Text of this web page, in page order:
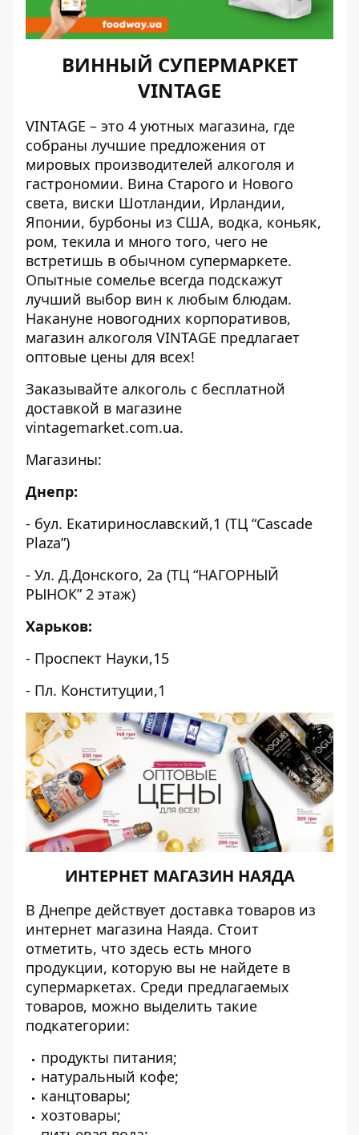
ВИННЫЙ СУПЕРМАРКЕТ
VINTAGE
VINTAGE – это 4 уютных магазина, где
собраны лучшие предложения от
мировых производителей алкоголя и
гастрономии. Вина Старого и Нового
света, виски Шотландии, Ирландии,
Японии, бурбоны из США, водка, коньяк,
ром, текила и много того, чего не
встретишь в обычном супермаркете.
Опытные сомелье всегда подскажут
лучший выбор вин к любым блюдам.
Накануне новогодних корпоративов,
магазин алкоголя VINTAGE предлагает
оптовые цены для всех!
Заказывайте алкоголь с бесплатной
доставкой в магазине
vintagemarket.com.ua.
Магазины:
Днепр:
- бул. Екатиринославский,1 (ТЦ “Cascade
Plaza”)
- Ул. Д.Донского, 2а (ТЦ “НАГОРНЫЙ
РЫНОК” 2 этаж)
Харьков:
- Проспект Науки,15
- Пл. Конституции,1
ИНТЕРНЕТ МАГАЗИН НАЯДА
В Днепре действует доставка товаров из
интернет магазина Наяда. Стоит
отметить, что здесь есть много
продукции, которую вы не найдете в
супермаркетах. Среди предлагаемых
товаров, можно выделить такие
подкатегории:
продукты питания;
натуральный кофе;
канцтовары;
хозтовары;